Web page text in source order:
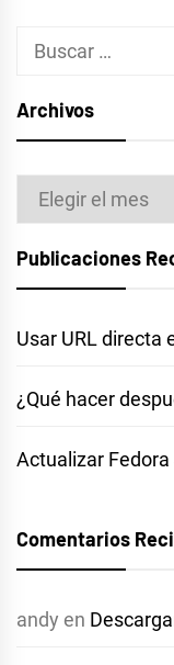
Buscar:
Archivos
Archivos
Publicaciones
Usar URL directa
¿Qué hacer
Actualizar Fedora
Comentarios
andy en